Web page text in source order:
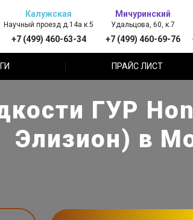
Калужская
Научный проезд д.14а к.5
+7 (499) 460-63-34
Мичуринский
Удальцова, 60, к.7
+7 (499) 460-69-76
ПРАЙС ЛИСТ
ГУР
Элизион) в